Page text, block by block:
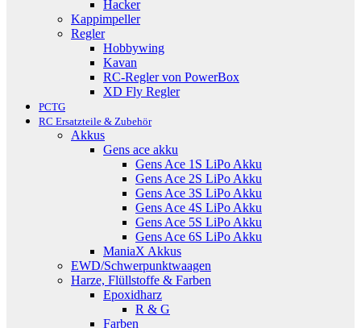
Hacker
Kappimpeller
Regler
Hobbywing
Kavan
RC-Regler von PowerBox
XD Fly Regler
PCTG
RC Ersatzteile & Zubehör
Akkus
Gens ace akku
Gens Ace 1S LiPo Akku
Gens Ace 2S LiPo Akku
Gens Ace 3S LiPo Akku
Gens Ace 4S LiPo Akku
Gens Ace 5S LiPo Akku
Gens Ace 6S LiPo Akku
ManiaX Akkus
EWD/Schwerpunktwaagen
Harze, Flüllstoffe & Farben
Epoxidharz
R & G
Farben